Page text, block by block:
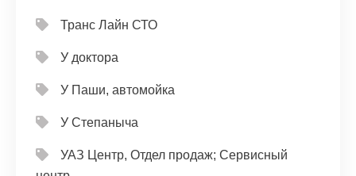
Транс Лайн СТО
У доктора
У Паши, автомойка
У Степаныча
УАЗ Центр, Отдел продаж; Сервисный